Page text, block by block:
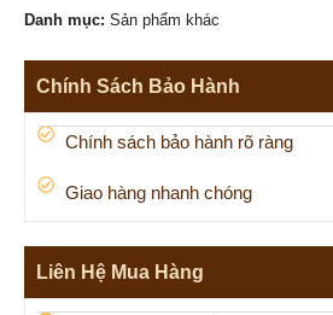
Danh mục: Sản phẩm khác
Chính Sách Bảo Hành
Chính sách bảo hành rõ ràng
Giao hàng nhanh chóng
Liên Hệ Mua Hàng